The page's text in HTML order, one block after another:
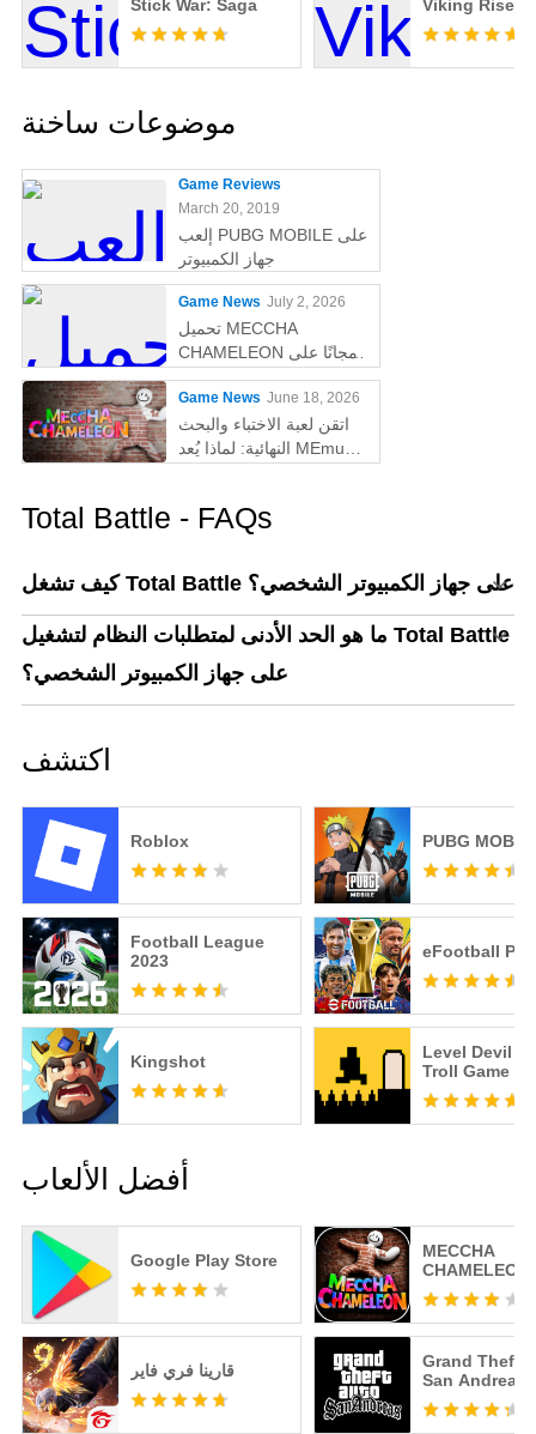
Stick War: Saga Viking Rise
موضوعات ساخنة
Game Reviews
March 20, 2019
إلعب PUBG MOBILE على
جهاز الكمبيوتر
Game News July 2, 2026
تحميل MECCHA
CHAMELEON مجانًا على
الكمبيوتر
Game News June 18, 2026
اتقن لعبة الاختباء والبحث
النهائية: لماذا يُعد MEmu
Total Battle - FAQs
كيف تشغل Total Battle على جهاز الكمبيوتر الشخصي؟
ما هو الحد الأدنى لمتطلبات النظام لتشغيل Total Battle
على جهاز الكمبيوتر الشخصي؟
اكتشف
Roblox PUBG
Football League
2023
eFootball
Kingshot
Level Devil -
Troll Game
أفضل الألعاب
Google Play Store
قارينا فري فاير
MECCHA
CHAMELEON
Grand Theft
San Andreas